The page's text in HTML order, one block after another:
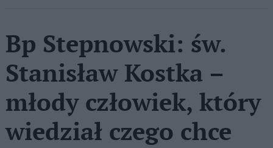
Bp Stepnowski: św.
Stanisław Kostka –
młody człowiek, który
wiedział czego chce